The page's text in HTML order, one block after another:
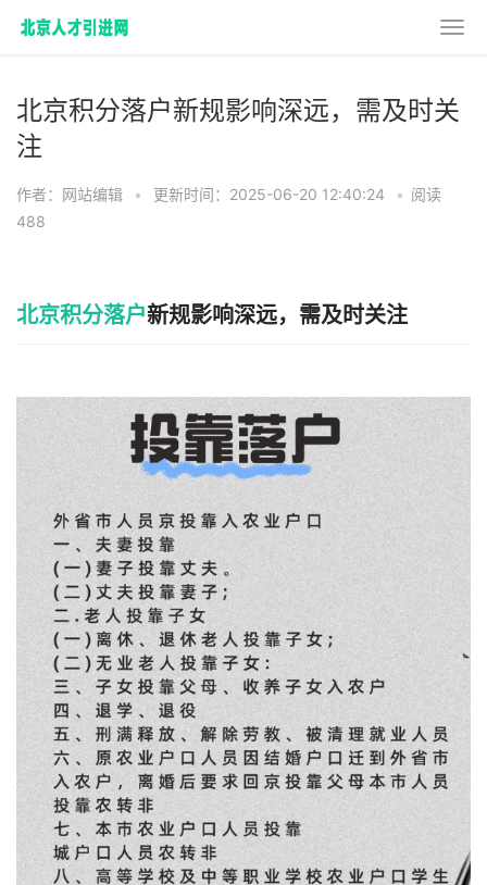
北京积分落户新规影响深远，需及时关
注
作者：网站编辑 • 更新时间：2025-06-20 12:40:24 • 阅读
488
北京积分落户新规影响深远，需及时关注